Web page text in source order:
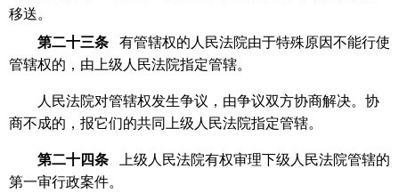
移送。
第二十三条
有管辖权的人民法院由于特殊原因不能行使
管辖权的，由上级人民法院指定管辖。
人民法院对管辖权发生争议，由争议双方协商解决。协
商不成的，报它们的共同上级人民法院指定管辖。
第二十四条
上级人民法院有权审理下级人民法院管辖的
第一审行政案件。